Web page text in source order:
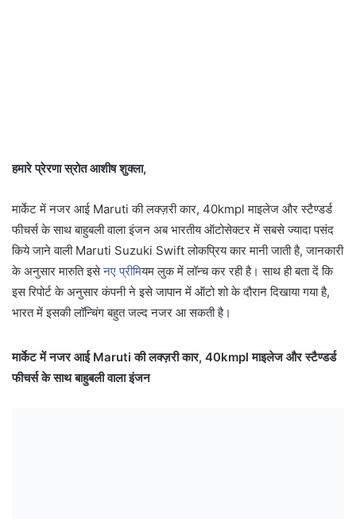
हमारे प्रेरणा स्रोत आशीष शुक्ला,
मार्केट में नजर आई Maruti की लक्ज़री कार, 40kmpl माइलेज और स्टैण्डर्ड
फीचर्स के साथ बाहुबली वाला इंजन अब भारतीय ऑटोसेक्टर में सबसे ज्यादा पसंद
किये जाने वाली Maruti Suzuki Swift लोकप्रिय कार मानी जाती है, जानकारी
के अनुसार मारुति इसेनए प्रीमियम लुक में लॉन्च कर रही है। साथ ही बता दें कि
इस रिपोर्ट के अनुसार कंपनी ने इसे जापान में ऑटो शो के दौरान दिखाया गया है,
भारत में इसकी लॉन्चिंग बहुत जल्द नजर आ सकती है।
मार्केट में नजर आई Maruti की लक्ज़री कार, 40kmpl माइलेज और स्टैण्डर्ड
फीचर्स के साथ बाहुबली वाला इंजन